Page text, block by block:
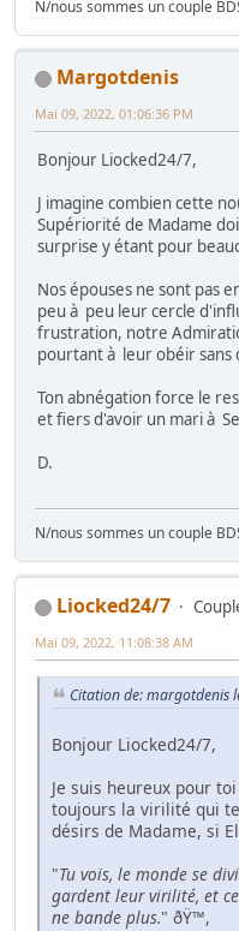
N/nous sommes un couple
Margotdenis
Mai 09, 2022, 01:06:36 PM
Bonjour Liocked24/7,
J imagine combien cette
Supériorité de Madame
surprise y étant pour
Nos épouses ne sont pas
peu à peu leur cercle
frustration, notre
pourtant à leur obéir sans
Ton abnégation force le
et fiers d'avoir un mari à
D.
N/nous sommes un couple
Liocked24/7
Mai 09, 2022, 11:08:38 AM
Citation de: margotdenis
Bonjour Liocked24/7,
Je suis heureux pour
toujours la virilité qui
désirs de Madame, si
"Tu vois, le monde se
gardent leur virilité, et
ne bande plus." ðŸ™,